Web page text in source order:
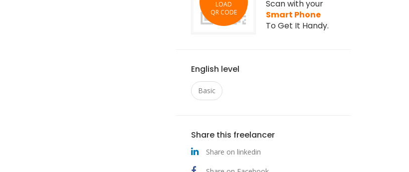
LOAD
QR CODE
Scan with your
Smart Phone
To Get It Handy.
English level
Basic
Share this freelancer
Share on linkedin